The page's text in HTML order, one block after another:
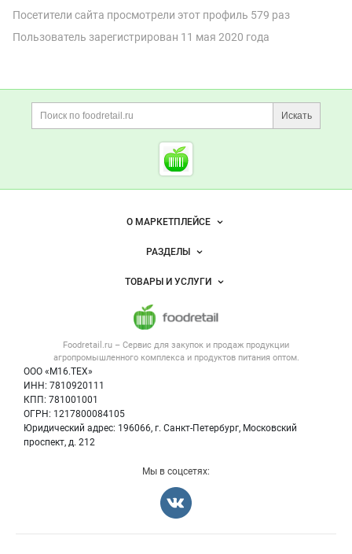
Посетители сайта просмотрели этот профиль 579 раз
Пользователь зарегистрирован 11 мая 2020 года
Дополнительная информация
Поиск по сайту и
Искать
Cсылки на полезные
Foodretail.ru
— продукты
Важные разделы и контакты
Foodretail.ru – Сервис для закупок и продаж продукции
агропромышленного комплекса и продуктов питания оптом.
ООО «М16.ТЕХ»
ИНН: 7810920111
КПП: 781001001
ОГРН: 1217800084105
Юридический адрес: 196066, г. Санкт-Петербург, Московский
проспект, д. 212
Навигация по сайтуО МАРКЕТПЛЕЙСЕ
Размещение рекламы
Публичная оферта
Контактная информация
Политика обработки персональных данных
РАЗДЕЛЫ
Новости рынка
Вакансии
ТОВАРЫ И УСЛУГИ
Напитки, соки, вода
Услуги
Оборудование для пищепрома
Информация о компаниях
Мы в соцсетях: